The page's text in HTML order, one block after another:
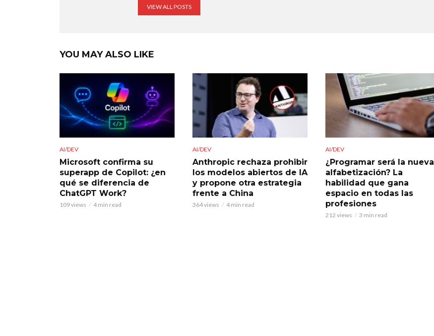
VIEW ALL POSTS
YOU MAY ALSO LIKE
AI/DEV
Microsoft confirma su
superapp de Copilot: ¿en
qué se diferencia de
ChatGPT Work?
109 views 4 min read
AI/DEV
Anthropic rechaza prohibir
los modelos abiertos de IA
y propone otra estrategia
frente a China
364 views 4 min read
AI/DEV
¿Programar será la nueva
alfabetización? La
habilidad que gana
espacio en todas las
profesiones
212 views 3 min read